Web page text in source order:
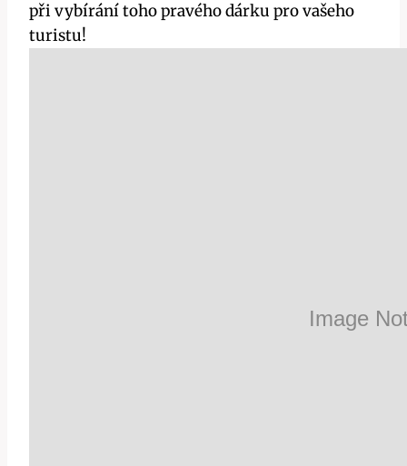
při vybírání toho pravého dárku pro vašeho
turistu!